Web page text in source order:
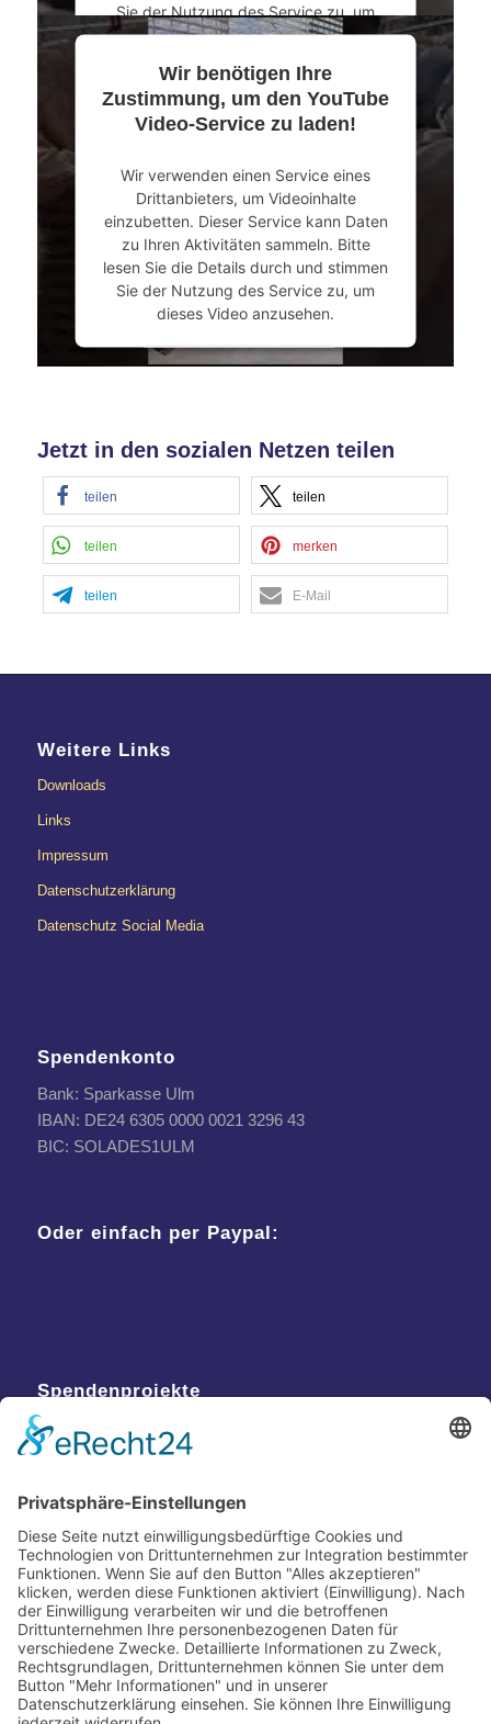
Sie der Nutzung des Service zu, um
dieses Video anzusehen.
Mehr Informationen
powered byUsercentrics Consent
Management Platform&eRecht24
Wir benötigen Ihre
Zustimmung, um den YouTube
Video-Service zu laden!
Wir verwenden einen Service eines
Drittanbieters, um Videoinhalte
einzubetten. Dieser Service kann Daten
zu Ihren Aktivitäten sammeln. Bitte
lesen Sie die Details durch und stimmen
Sie der Nutzung des Service zu, um
dieses Video anzusehen.
Mehr Informationen
powered byUsercentrics Consent
Management Platform
Jetzt in den sozialen Netzen teilen
teilen teilen
teilen merken
teilen E-Mail
Weitere Links
Downloads
Links
Impressum
Datenschutzerklärung
Datenschutz Social Media
Spendenkonto
Bank: Sparkasse Ulm
IBAN: DE24 6305 0000 0021 3296 43
BIC: SOLADES1ULM
Oder einfach per Paypal:
Spendenprojekte
Kontakt
Postanschrift
Traumkatzen e.V.